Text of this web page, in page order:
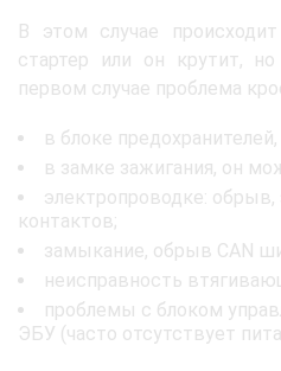
В этом случае
стартер или он крутит,
первом случае проблема
в блоке предохранителей,
в замке зажигания, он
электропроводке:
контактов;
замыкание, обрыв CAN
неисправность
проблемы с блоком
ЭБУ (часто отсутствует